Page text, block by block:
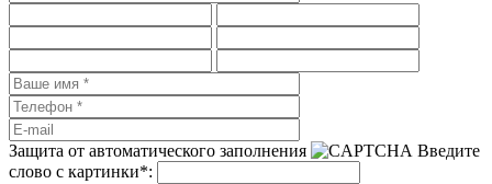
Защита от автоматического заполнения
Введите
слово с картинки*: